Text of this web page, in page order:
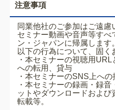
注意事項
同業他社のご参加はご遠慮
セミナー動画や音声等すべ
ン・ジャパンに帰属します。
以下の行為について、固く
・本セミナーの視聴用
への転用、貸与
・本セミナーのSNS上への
・本セミナーの録画・録
ットやダウンロードおよび
転載等。